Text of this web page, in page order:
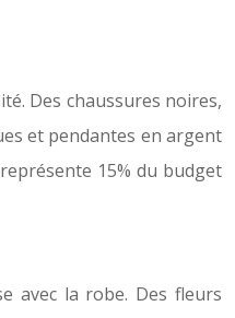
Des chaussures noires,
et pendantes en argent
15% du budget
avec la robe. Des fleurs